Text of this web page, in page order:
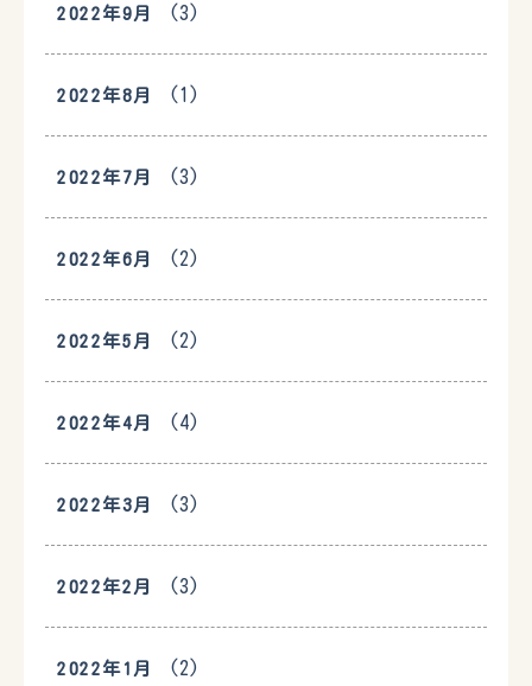
2022年9月 (3)
2022年8月 (1)
2022年7月 (3)
2022年6月 (2)
2022年5月 (2)
2022年4月 (4)
2022年3月 (3)
2022年2月 (3)
2022年1月 (2)